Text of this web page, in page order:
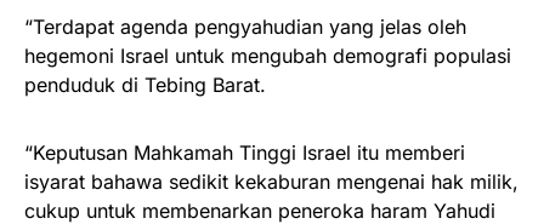
“Terdapat agenda pengyahudian yang jelas oleh
hegemoni Israel untuk mengubah demografi populasi
penduduk di Tebing Barat.
“Keputusan Mahkamah Tinggi Israel itu memberi
isyarat bahawa sedikit kekaburan mengenai hak milik,
cukup untuk membenarkan peneroka haram Yahudi